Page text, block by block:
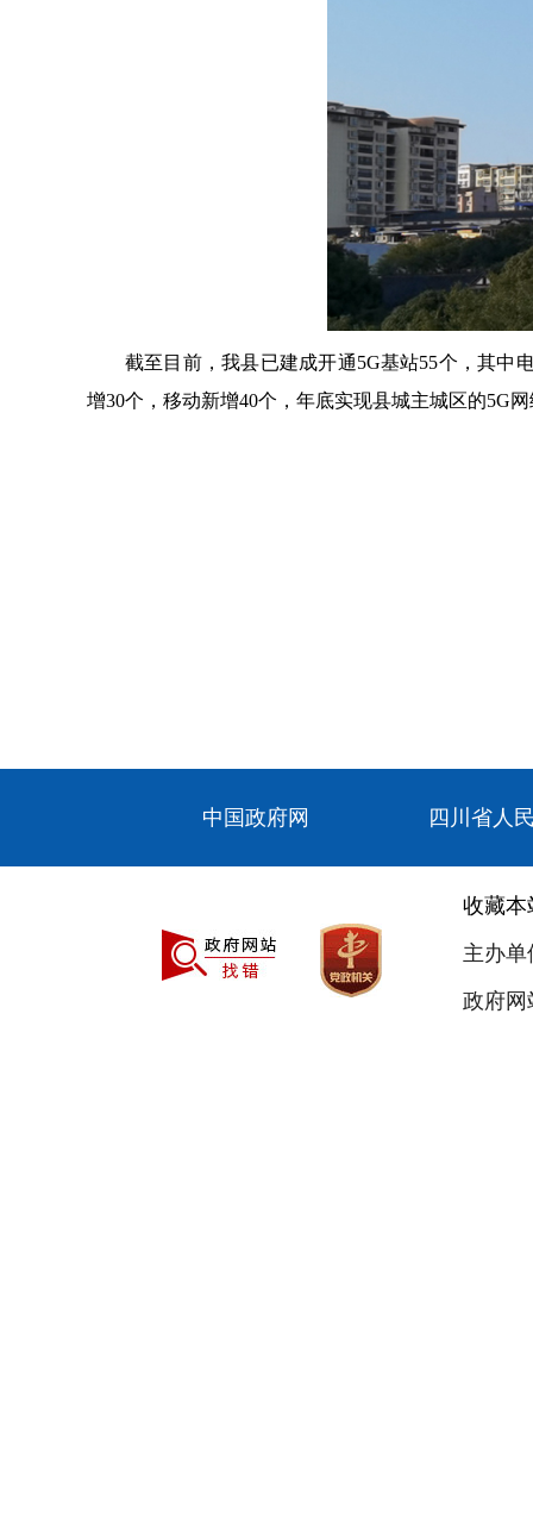
截至目前，我县已建成开通5G基站55个，其中
增30个，移动新增40个，年底实现县城主城区的5G
中国政府网 四川省人
收藏本
主办
政府网